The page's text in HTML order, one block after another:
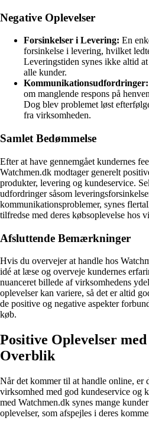
Negative Oplevelser
Forsinkelser i Levering: En
forsinkelse i levering, hvilket
Leveringstiden synes ikke altid
alle kunder.
Kommunikationsudfordringer:
om manglende respons på
Dog blev problemet løst
fra virksomheden.
Samlet Bedømmelse
Efter at have gennemgået kundernes
Watchmen.dk modtager generelt
produkter, levering og kundeservice.
udfordringer såsom
kommunikationsproblemer, synes
tilfredse med deres købsoplevelse hos
Afsluttende Bemærkninger
Hvis du overvejer at handle hos
idé at læse og overveje kundernes
nuanceret billede af virksomhedens
oplevelser kan variere, så det er altid
de positive og negative aspekter
køb.
Positive Oplevelser
Overblik
Når det kommer til at handle online,
virksomhed med god kundeservice og
med Watchmen.dk synes mange
oplevelser, som afspejles i deres